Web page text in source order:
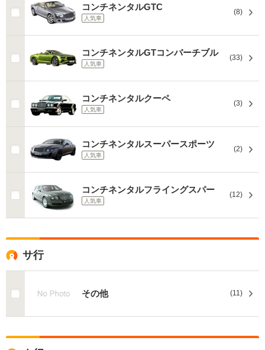
コンチネンタルGTC
人気車
(8)
コンチネンタルGTコンバーチブル
人気車
(33)
コンチネンタルクーペ
人気車
(3)
コンチネンタルスーパースポーツ
人気車
(2)
コンチネンタルフライングスパー
人気車
(12)
サ行
その他 (11)